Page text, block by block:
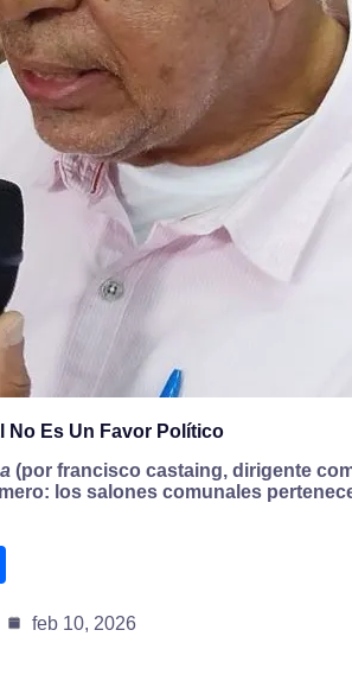
No Es Un Favor Político
(por francisco castaing, dirigente
los salones comunales
arfeb 10, 2026